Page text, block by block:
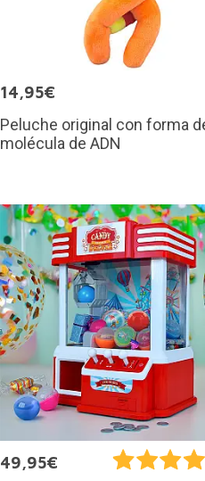
14,95€
Peluche original con forma
molécula de ADN
49,95€